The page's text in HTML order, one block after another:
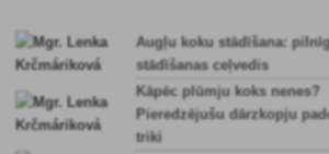
Augļu koku stādīšana:
stādīšanas ceļvedis
Kāpēc plūmju koks nenes?
Pieredzējušu dārzkopju
triki